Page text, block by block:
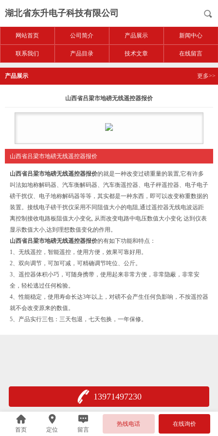
湖北省东升电子科技有限公司
网站首页 公司简介 产品展示 新闻中心
联系我们 产品目录 技术文章 在线留言
产品展示 更多>>
山西省吕梁市地磅无线遥控器报价
山西省吕梁市地磅无线遥控器报价
山西省吕梁市地磅无线遥控器报价的就是一种改变过磅重量的装置,它有许多
叫法如地称解码器、汽车衡解码器、汽车衡遥控器、电子秤遥控器、电子电子
磅干扰仪、电子地称解码器等等，其实都是一种东西，即可以改变称重数据的
装置。接线电子磅干扰仪采用不同阻值大小的电阻,通过遥控器无线电波远距
离控制接收电路板阻值大小变化, 从而改变电路中电压数值大小变化 达到仪表
显示数值大小,达到理想数值变化的作用。
山西省吕梁市地磅无线遥控器报价的有如下功能和特点：
1、无线遥控，智能遥控，使用方便，效果可靠好用。
2、双向调节，可加可减，可精确调节吨位、公斤。
3、遥控器体积小巧，可随身携带，使用起来非常方便，非常隐蔽，非常安
全，轻松逃过任何检验。
4、性能稳定，使用寿命长达3年以上，对磅不会产生任何负影响，不按遥控器
就不会改变原来的数值。
5、产品实行三包：三天包退，七天包换，一年保修。
13971497230
首页 定位 留言
热线电话 在线询价